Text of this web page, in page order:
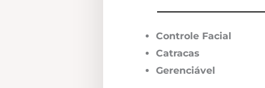
Controle Facial
Catracas
Gerenciável